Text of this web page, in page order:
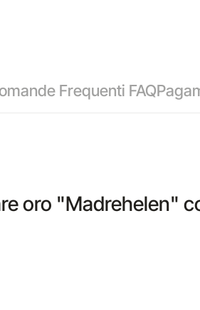
Frequenti FAQ
oro "Madrehelen"